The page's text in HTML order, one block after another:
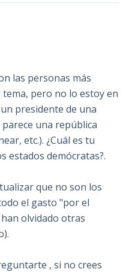
las personas más
pero no lo estoy en
presidente de una
una república
etc.). ¿Cuál es tu
estados demócratas?.
que no son los
el gasto "por el
olvidado otras
, si no crees